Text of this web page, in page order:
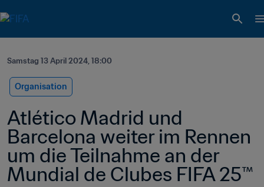
Samstag 13 April 2024, 18:00
Organisation
Atlético Madrid und
Barcelona weiter im Rennen
um die Teilnahme an der
Mundial de Clubes FIFA 25™